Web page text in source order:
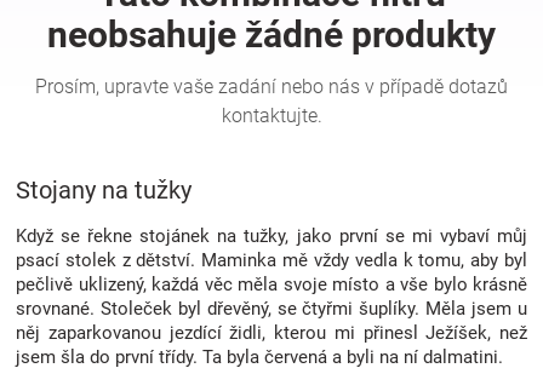
zábava
pro
děti
Stojany na tužky
Když se řekne stojánek na tužky, jako první se mi vybaví můj
psací stolek z dětství. Maminka mě vždy vedla k tomu, aby byl
pečlivě uklizený, každá věc měla svoje místo a vše bylo krásně
srovnané. Stoleček byl dřevěný, se čtyřmi šuplíky. Měla jsem u
něj zaparkovanou jezdící židli, kterou mi přinesl Ježíšek, než
jsem šla do první třídy. Ta byla červená a byli na ní dalmatini.